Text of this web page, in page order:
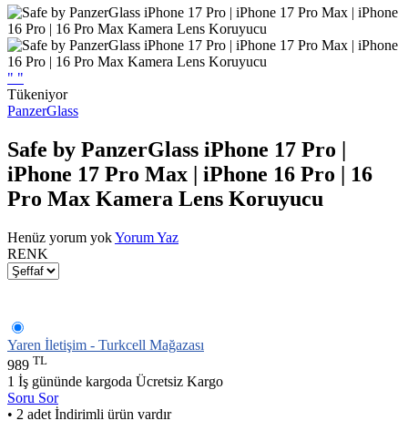
" "
Tükeniyor
PanzerGlass
Safe by PanzerGlass iPhone 17 Pro |
iPhone 17 Pro Max | iPhone 16 Pro | 16
Pro Max Kamera Lens Koruyucu
Henüz yorum yokYorum Yaz
RENK
Yaren İletişim - Turkcell Mağazası
989 TL
1 İş gününde kargoda Ücretsiz Kargo
Soru Sor
• 2 adet İndirimli ürün vardır